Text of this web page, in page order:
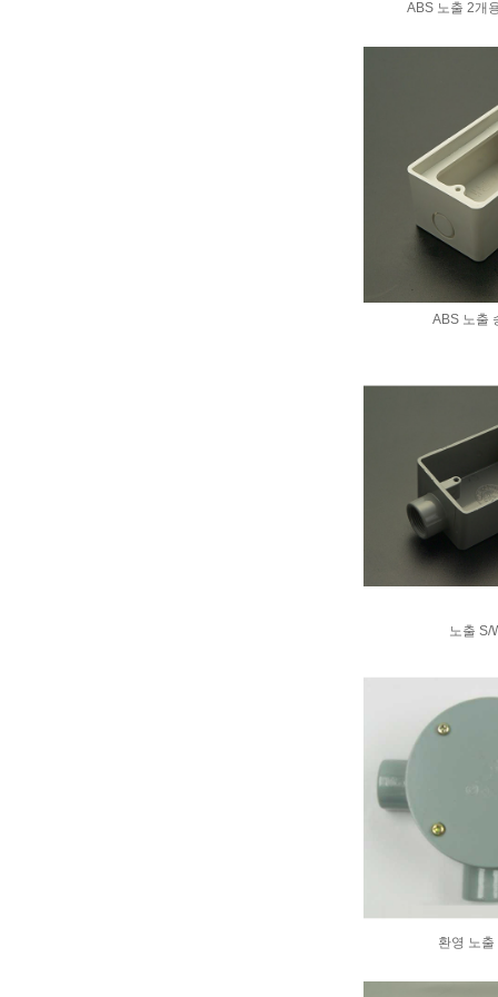
ABS 노출 2개
ABS 노출
노출 S/
환영 노